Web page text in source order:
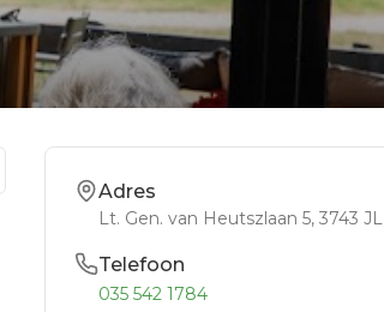
Adres
Lt. Gen. van Heutszlaan 5, 3743 JL
Telefoon
035 542 1784